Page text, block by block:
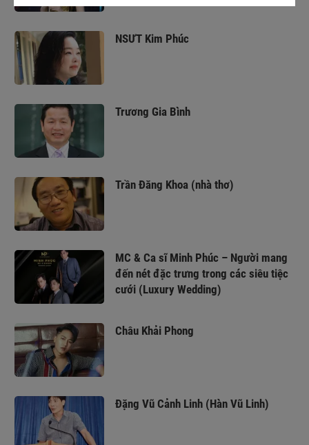
NSƯT Kim Phúc
Trương Gia Bình
Trần Đăng Khoa (nhà thơ)
MC & Ca sĩ Minh Phúc – Người mang
đến nét đặc trưng trong các siêu tiệc
cưới (Luxury Wedding)
Châu Khải Phong
Đặng Vũ Cảnh Linh (Hàn Vũ Linh)